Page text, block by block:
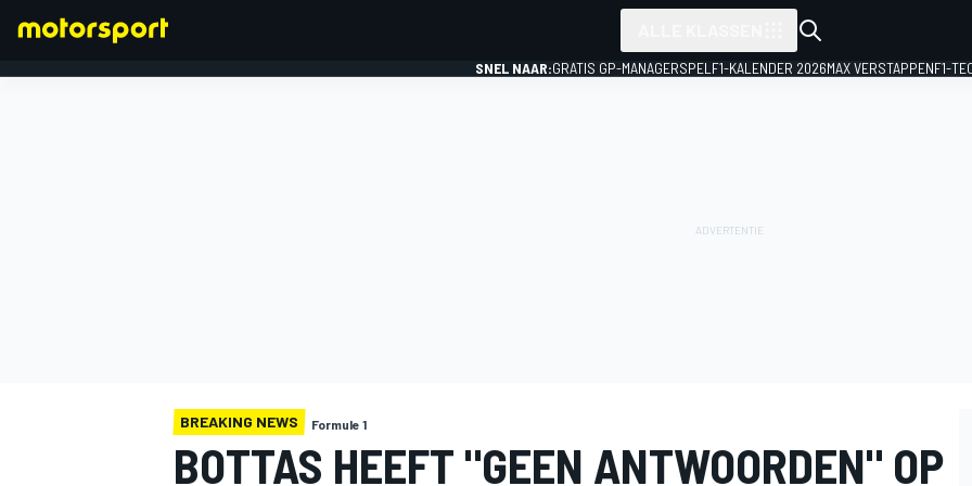
SNEL NAAR:GRATIS GP-MANAGERSPEL F1-KALENDER 2026MAX VERSTAPPENF1-
BREAKING NEWS Formule 1
BOTTAS HEEFT "GEEN ANTWOORDEN" OP